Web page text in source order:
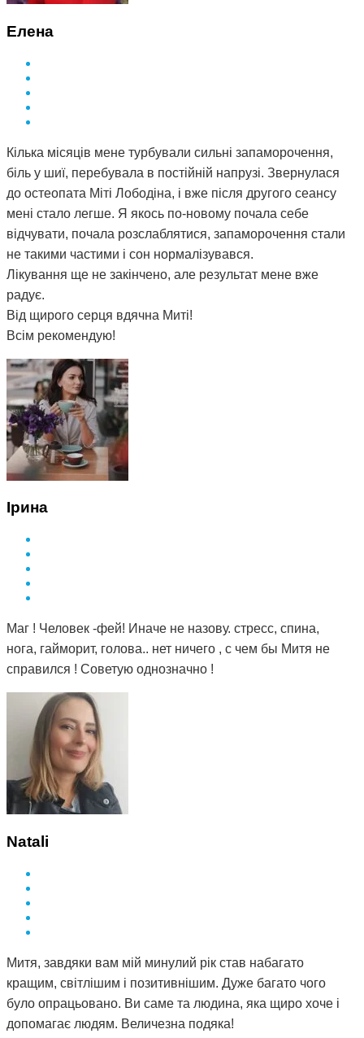
Елена
Кілька місяців мене турбували сильні запаморочення,
біль у шиї, перебувала в постійній напрузі. Звернулася
до остеопата Міті Лободіна, і вже після другого сеансу
мені стало легше. Я якось по-новому почала себе
відчувати, почала розслаблятися, запаморочення стали
не такими частими і сон нормалізувався.
Лікування ще не закінчено, але результат мене вже
радує.
Від щирого серця вдячна Миті!
Всім рекомендую!
Ірина
Маг ! Человек -фей! Иначе не назову. стресс, спина,
нога, гайморит, голова.. нет ничего , с чем бы Митя не
справился ! Советую однозначно !
Natali
Митя, завдяки вам мій минулий рік став набагато
кращим, світлішим і позитивнішим. Дуже багато чого
було опрацьовано. Ви саме та людина, яка щиро хоче і
допомагає людям. Величезна подяка!